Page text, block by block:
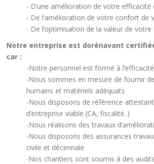
- D’une amélioration de votre efficacité
- De l’amélioration de votre confort de
- De l’optimisation de la valeur de votre
Notre entreprise est dorénavant
car :
-Notre personnel est formé à
-Nous sommes en mesure de fournir
humains et matériels adéquats
-Nous disposons de référence
d’entreprise viable (CA, fiscalité..)
-Nous réalisons des travaux
-Nous disposons des assurances
civile et décennale
-Nos chantiers sont soumis à des